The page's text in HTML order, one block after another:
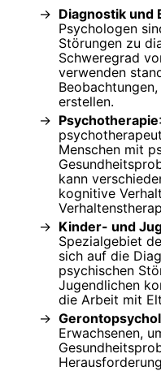
Diagnostik und
Psychologen
Störungen zu
Schweregrad
verwenden
erstellen.
Psychotherapie
Menschen mit
kann
kognitive
Kinder- und
Spezialgebiet
sich auf die
psychischen
Jugendlichen
die Arbeit mit
Erwachsenen,